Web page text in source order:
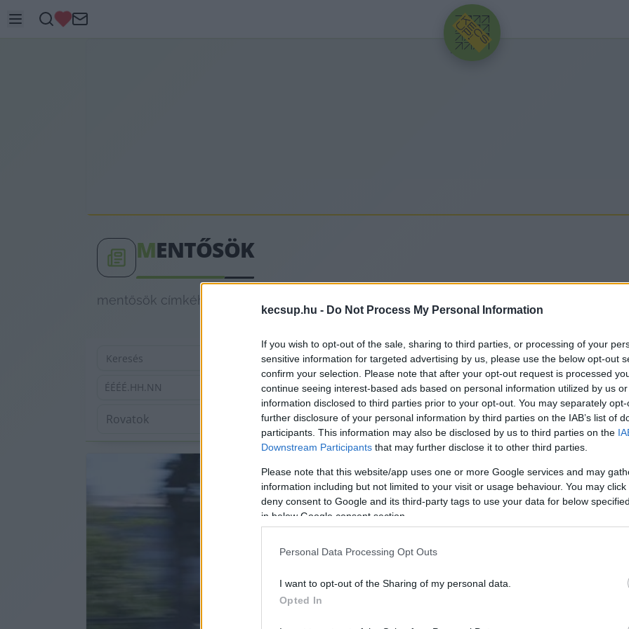
kecsup.hu - Do Not Process My Personal Information
If you wish to opt-out of the sale, sharing to third parties, or processing of your
sensitive information for targeted advertising by us, please use the below opt-out
confirm your selection. Please note that after your opt-out request is processed
continue seeing interest-based ads based on personal information utilized by us
information disclosed to third parties prior to your opt-out. You may separately
further disclosure of your personal information by third parties on the IAB’s list of
participants. This information may also be disclosed by us to third parties on the
Downstream Participants that may further disclose it to other third parties.
Please note that this website/app uses one or more Google services and may
information including but not limited to your visit or usage behaviour. You may
deny consent to Google and its third-party tags to use your data for below
in below Google consent section.
Personal Data Processing Opt Outs
I want to opt-out of the Sharing of my personal data.
Opted In
HIRDETÉS
MENTŐSÖK
mentősök címkéhez kapcsolódó legfrissebb hírek, cikkek és háttéranyagok. Böngéssz
Sorrend
ÉÉÉÉ.HH.NN ÉÉÉÉ.HH.NN